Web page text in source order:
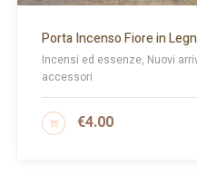
Porta Incenso Fiore in
Incensi ed essenze, Nuovi
accessori
€4.00
AGGIUNGI AL CARRELLO